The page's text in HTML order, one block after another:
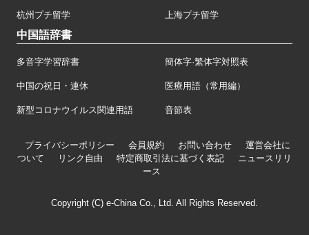
杭州プチ留学 上海プチ留学
中国語辞書
多音字学習辞書 簡体字·繁体字対照表
中国の祝日・連休 医療用語（常用編）
新型コロナウイルス関連用語 音節表
プライバシーポリシー 会員規約 お問い合わせ
運営会社に
ついて
リンク自由 特定商取引法に基づく表記
ニュースリリ
ース
Copyright (C) e-China Co., Ltd. All Rights Reserved.